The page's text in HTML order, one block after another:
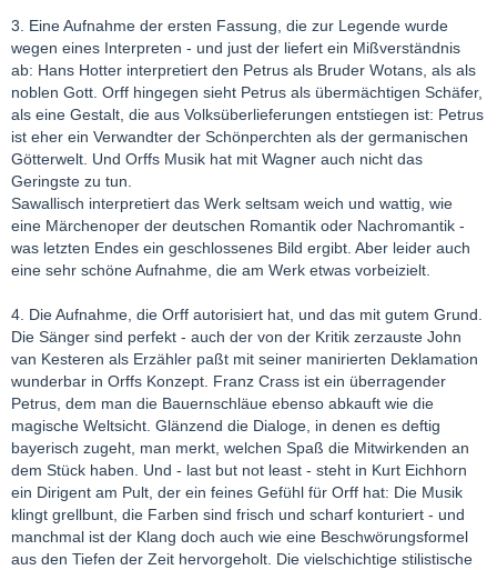
3. Eine Aufnahme der ersten Fassung, die zur Legende wurde
wegen eines Interpreten - und just der liefert ein Mißverständnis
ab: Hans Hotter interpretiert den Petrus als Bruder Wotans, als als
noblen Gott. Orff hingegen sieht Petrus als übermächtigen Schäfer,
als eine Gestalt, die aus Volksüberlieferungen entstiegen ist: Petrus
ist eher ein Verwandter der Schönperchten als der germanischen
Götterwelt. Und Orffs Musik hat mit Wagner auch nicht das
Geringste zu tun.
Sawallisch interpretiert das Werk seltsam weich und wattig, wie
eine Märchenoper der deutschen Romantik oder Nachromantik -
was letzten Endes ein geschlossenes Bild ergibt. Aber leider auch
eine sehr schöne Aufnahme, die am Werk etwas vorbeizielt.
4. Die Aufnahme, die Orff autorisiert hat, und das mit gutem Grund.
Die Sänger sind perfekt - auch der von der Kritik zerzauste John
van Kesteren als Erzähler paßt mit seiner manirierten Deklamation
wunderbar in Orffs Konzept. Franz Crass ist ein überragender
Petrus, dem man die Bauernschläue ebenso abkauft wie die
magische Weltsicht. Glänzend die Dialoge, in denen es deftig
bayerisch zugeht, man merkt, welchen Spaß die Mitwirkenden an
dem Stück haben. Und - last but not least - steht in Kurt Eichhorn
ein Dirigent am Pult, der ein feines Gefühl für Orff hat: Die Musik
klingt grellbunt, die Farben sind frisch und scharf konturiert - und
manchmal ist der Klang doch auch wie eine Beschwörungsformel
aus den Tiefen der Zeit hervorgeholt. Die vielschichtige stilistische